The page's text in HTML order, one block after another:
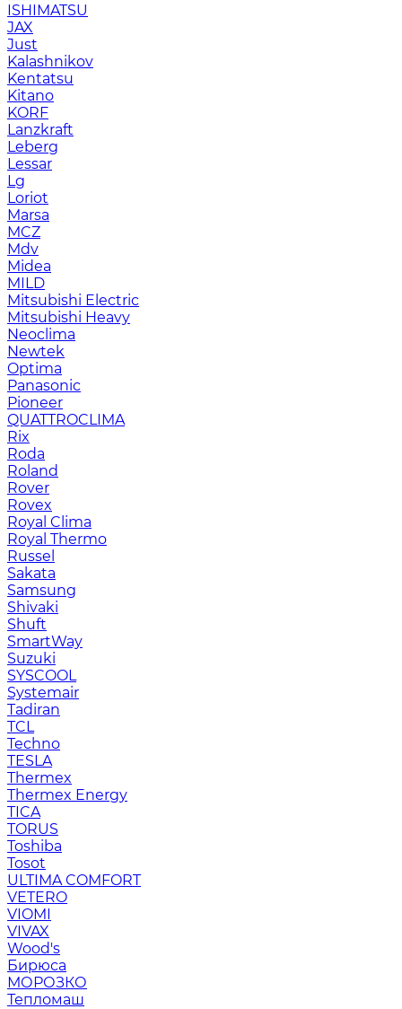
ISHIMATSU
JAX
Just
Kalashnikov
Kentatsu
Kitano
KORF
Lanzkraft
Leberg
Lessar
Lg
Loriot
Marsa
MCZ
Mdv
Midea
MILD
Mitsubishi Electric
Mitsubishi Heavy
Neoclima
Newtek
Optima
Panasonic
Pioneer
QUATTROCLIMA
Rix
Roda
Roland
Rover
Rovex
Royal Clima
Royal Thermo
Russel
Sakata
Samsung
Shivaki
Shuft
SmartWay
Suzuki
SYSCOOL
Systemair
Tadiran
TCL
Techno
TESLA
Thermex
Thermex Energy
TICA
TORUS
Toshiba
Tosot
ULTIMA COMFORT
VETERO
VIOMI
VIVAX
Wood's
Бирюса
МОРОЗКО
Тепломаш